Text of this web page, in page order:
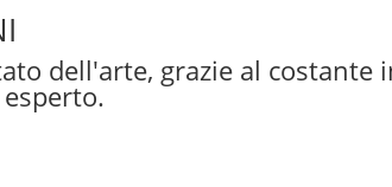
dell'arte, grazie al costante